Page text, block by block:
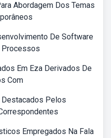
Abordagem Dos Temas
De Software
Em Eza Derivados De
Com
Pelos
Empregados Na Fala